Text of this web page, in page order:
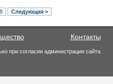
Следующая >
Контакты
при согласии администрации сайта.